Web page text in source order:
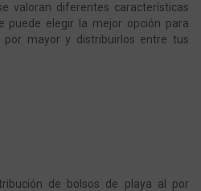
valoran diferentes características
puede elegir la mejor opción para
mayor y distribuirlos entre tus
de bolsos de playa al por